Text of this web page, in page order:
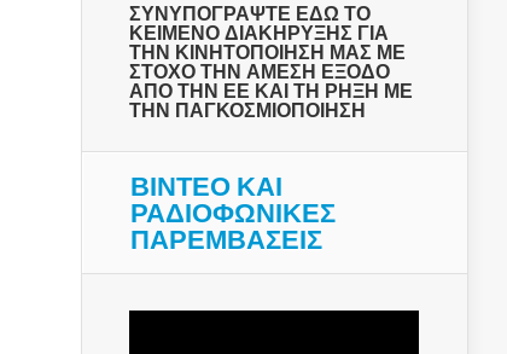
ΣΥΝΥΠΟΓΡΑΨΤΕ ΕΔΩ ΤΟ
ΚΕΙΜΕΝΟ ΔΙΑΚΗΡΥΞΗΣ ΓΙΑ
ΤΗΝ ΚΙΝΗΤΟΠΟΙΗΣΗ ΜΑΣ ΜΕ
ΣΤΟΧΟ ΤΗΝ ΑΜΕΣΗ ΕΞΟΔΟ
ΑΠΟ ΤΗΝ ΕΕ ΚΑΙ ΤΗ ΡΗΞΗ ΜΕ
ΤΗΝ ΠΑΓΚΟΣΜΙΟΠΟΙΗΣΗ
ΒΙΝΤΕΟ ΚΑΙ
ΡΑΔΙΟΦΩΝΙΚΕΣ
ΠΑΡΕΜΒΑΣΕΙΣ